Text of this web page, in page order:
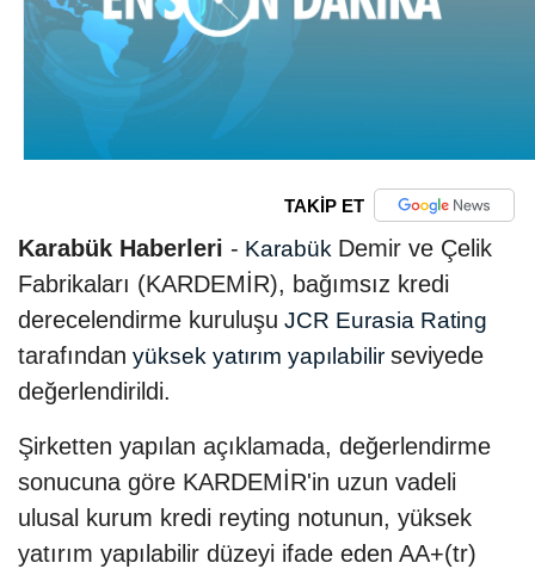
TAKİP ET
Karabük Haberleri - Karabük Demir ve Çelik
Fabrikaları (KARDEMİR), bağımsız kredi
derecelendirme kuruluşu JCR Eurasia Rating
tarafından yüksek yatırım yapılabilir seviyede
değerlendirildi.
Şirketten yapılan açıklamada, değerlendirme
sonucuna göre KARDEMİR'in uzun vadeli
ulusal kurum kredi reyting notunun, yüksek
yatırım yapılabilir düzeyi ifade eden AA+(tr)